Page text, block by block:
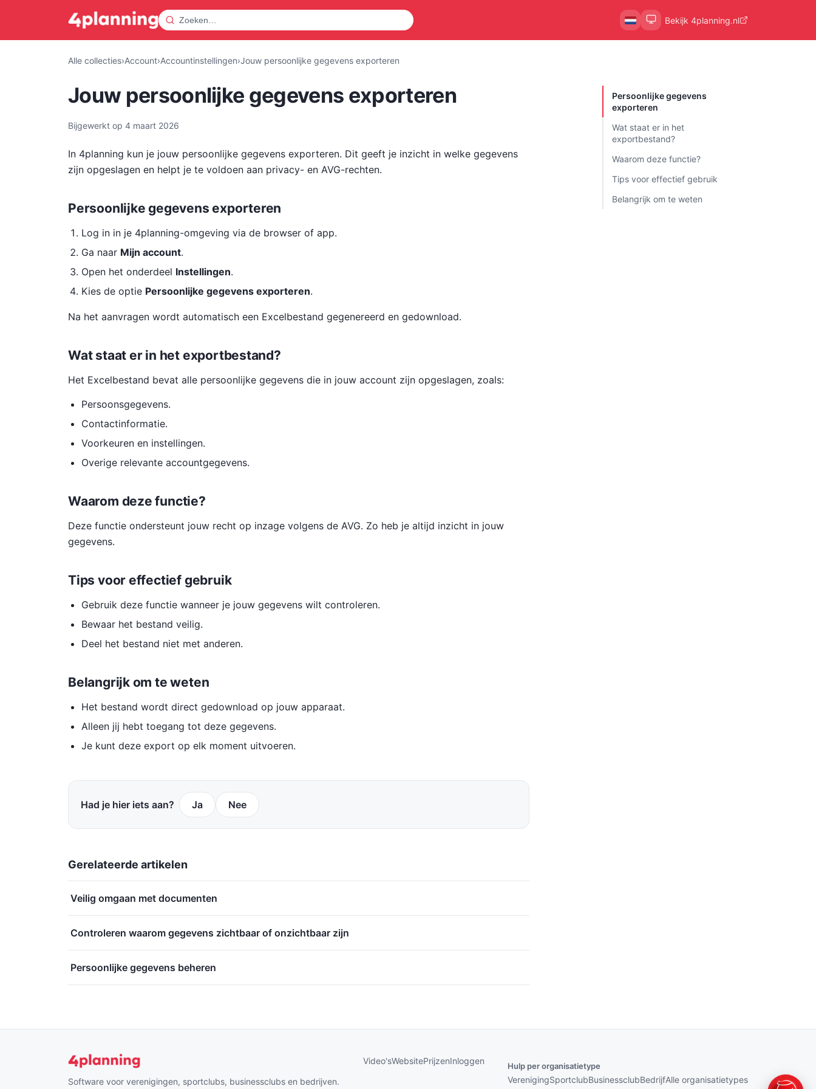
Bekijk 4planning.nl
Alle collecties›Account›Accountinstellingen›Jouw persoonlijke gegevens exporteren
Jouw persoonlijke gegevens exporteren
Bijgewerkt op 4 maart 2026
In 4planning kun je jouw persoonlijke gegevens exporteren. Dit geeft je inzicht in welke gegevens
zijn opgeslagen en helpt je te voldoen aan privacy- en AVG-rechten.
Persoonlijke gegevens exporteren
Log in in je 4planning-omgeving via de browser of app.
Ga naar Mijn account.
Open het onderdeel Instellingen.
Kies de optie Persoonlijke gegevens exporteren.
Na het aanvragen wordt automatisch een Excelbestand gegenereerd en gedownload.
Wat staat er in het exportbestand?
Het Excelbestand bevat alle persoonlijke gegevens die in jouw account zijn opgeslagen, zoals:
Persoonsgegevens.
Contactinformatie.
Voorkeuren en instellingen.
Overige relevante accountgegevens.
Waarom deze functie?
Deze functie ondersteunt jouw recht op inzage volgens de AVG. Zo heb je altijd inzicht in jouw
gegevens.
Tips voor effectief gebruik
Gebruik deze functie wanneer je jouw gegevens wilt controleren.
Bewaar het bestand veilig.
Deel het bestand niet met anderen.
Belangrijk om te weten
Het bestand wordt direct gedownload op jouw apparaat.
Alleen jij hebt toegang tot deze gegevens.
Je kunt deze export op elk moment uitvoeren.
Had je hier iets aan? Ja Nee
Gerelateerde artikelen
Veilig omgaan met documenten
Controleren waarom gegevens zichtbaar of onzichtbaar zijn
Persoonlijke gegevens beheren
Persoonlijke gegevens
exporteren
Wat staat er in het
exportbestand?
Waarom deze functie?
Tips voor effectief gebruik
Belangrijk om te weten
Software voor verenigingen, sportclubs, businessclubs en bedrijven.
Video'sWebsitePrijzenInloggen Hulp per organisatietype
VerenigingSportclubBusinessclubBedrijfAlle organisatietypes